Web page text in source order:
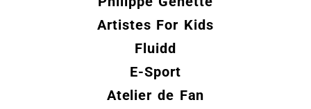
Artistes For Kids
Fluidd
E-Sport
Atelier de Fan